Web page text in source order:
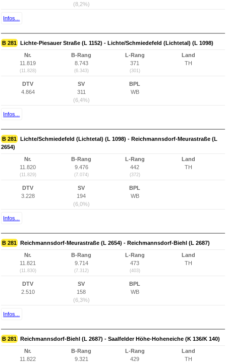
(8,2%)
Infos...
B 281 Lichte-Piesauer Straße (L 1152) - Lichte/Schmiedefeld (Lichtetal) (L 1098)
Nr.
11.819
(11.828)
B-Rang
8.743
(6.343)
L-Rang
371
(301)
Land
TH
DTV
4.864
SV
311
(6,4%)
BPL
WB
Infos...
B 281 Lichte/Schmiedefeld (Lichtetal) (L 1098) - Reichmannsdorf-Meurastraße (L
2654)
Nr.
11.820
(11.829)
B-Rang
9.476
(7.074)
L-Rang
442
(372)
Land
TH
DTV
3.228
SV
194
(6,0%)
BPL
WB
Infos...
B 281 Reichmannsdorf-Meurastraße (L 2654) - Reichmannsdorf-Biehl (L 2687)
Nr.
11.821
(11.830)
B-Rang
9.714
(7.312)
L-Rang
473
(403)
Land
TH
DTV
2.510
SV
158
(6,3%)
BPL
WB
Infos...
B 281 Reichmannsdorf-Biehl (L 2687) - Saalfelder Höhe-Hoheneiche (K 136/K 140)
Nr.
11.822
B-Rang
9.321
L-Rang
429
Land
TH